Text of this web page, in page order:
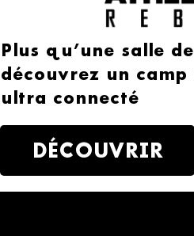
Plus qu’une salle
découvrez un
ultra connecté
DÉCOUVRIR